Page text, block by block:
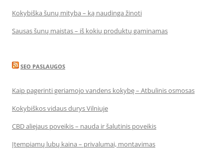
Kokybiška šunų mityba – ką naudinga žinoti
Sausas šunų maistas – iš kokių produktų gaminamas
SEO PASLAUGOS
Kaip pagerinti geriamojo vandens kokybę – Atbulinis osmosas
Kokybiškos vidaus durys Vilniuje
CBD aliejaus poveikis – nauda ir šalutinis poveikis
Įtempiamų lubų kaina – privalumai, montavimas